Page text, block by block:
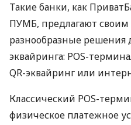
Такие банки, как
ПУМБ, предлагают
разнообразные решения
эквайринга: POS-
QR-эквайринг или
Классический POS-
физическое платежное